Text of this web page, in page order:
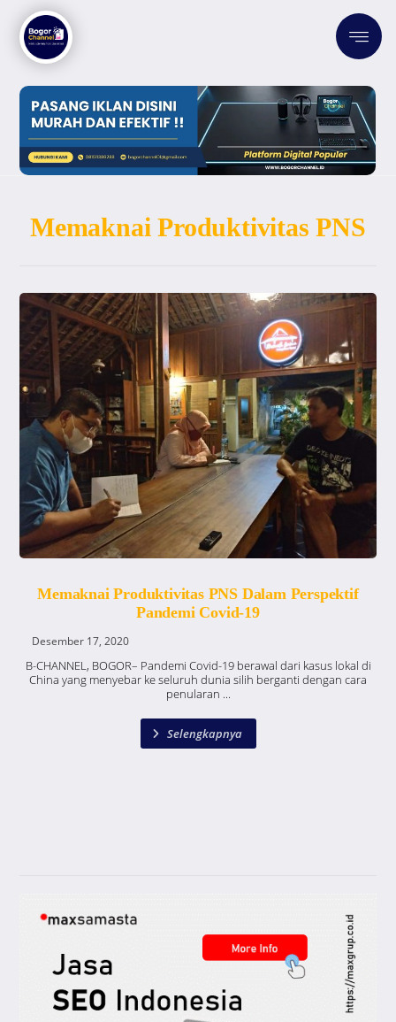
Memaknai Produktivitas PNS
Memaknai Produktivitas PNS Dalam Perspektif
Pandemi Covid-19
Desember 17, 2020
B-CHANNEL, BOGOR– Pandemi Covid-19 berawal dari kasus lokal di
China yang menyebar ke seluruh dunia silih berganti dengan cara
penularan ...
Selengkapnya